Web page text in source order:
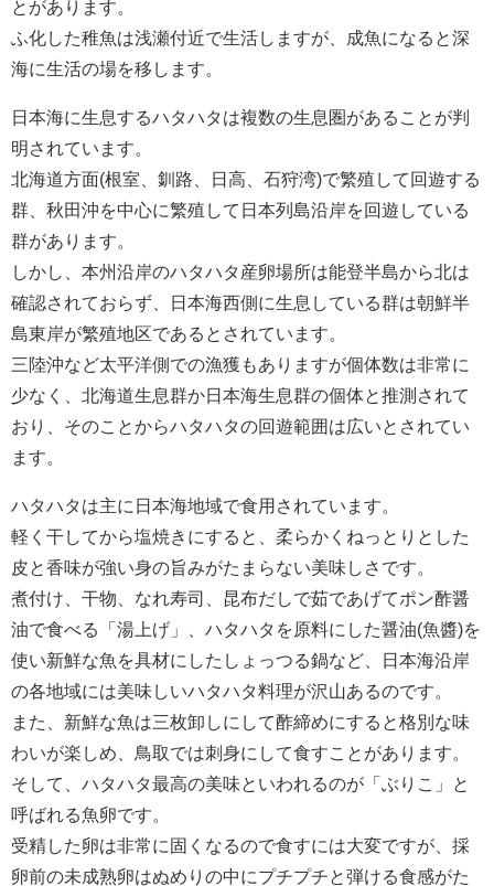
とがあります。
ふ化した稚魚は浅瀬付近で生活しますが、成魚になると深
海に生活の場を移します。
日本海に生息するハタハタは複数の生息圏があることが判
明されています。
北海道方面(根室、釧路、日高、石狩湾)で繁殖して回遊する
群、秋田沖を中心に繁殖して日本列島沿岸を回遊している
群があります。
しかし、本州沿岸のハタハタ産卵場所は能登半島から北は
確認されておらず、日本海西側に生息している群は朝鮮半
島東岸が繁殖地区であるとされています。
三陸沖など太平洋側での漁獲もありますが個体数は非常に
少なく、北海道生息群か日本海生息群の個体と推測されて
おり、そのことからハタハタの回遊範囲は広いとされてい
ます。
ハタハタは主に日本海地域で食用されています。
軽く干してから塩焼きにすると、柔らかくねっとりとした
皮と香味が強い身の旨みがたまらない美味しさです。
煮付け、干物、なれ寿司、昆布だしで茹であげてポン酢醤
油で食べる「湯上げ」、ハタハタを原料にした醤油(魚醬)を
使い新鮮な魚を具材にしたしょっつる鍋など、日本海沿岸
の各地域には美味しいハタハタ料理が沢山あるのです。
また、新鮮な魚は三枚卸しにして酢締めにすると格別な味
わいが楽しめ、鳥取では刺身にして食すことがあります。
そして、ハタハタ最高の美味といわれるのが「ぶりこ」と
呼ばれる魚卵です。
受精した卵は非常に固くなるので食すには大変ですが、採
卵前の未成熟卵はぬめりの中にプチプチと弾ける食感がた